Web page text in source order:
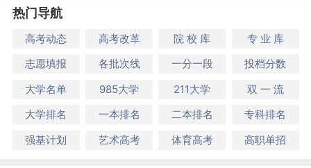
热门导航
高考动态 高考改革 院 校 库
专 业 库
志愿填报
各批次线 一分一段
投档分数
大学名单
985大学 211大学
双 一 流
大学排名
一本排名 二本排名
专科排名
强基计划
艺术高考 体育高考 高职单招